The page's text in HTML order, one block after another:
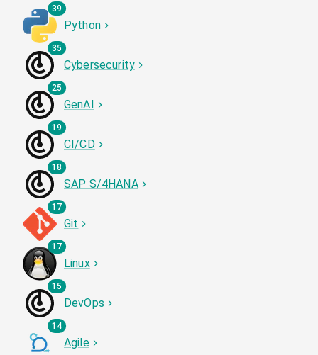
39
Python
35
Cybersecurity
25
GenAI
19
CI/CD
18
SAP S/4HANA
17
Git
17
Linux
15
DevOps
14
Agile